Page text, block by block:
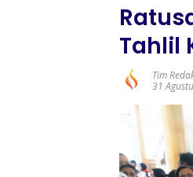
Tahlil
Tim
31